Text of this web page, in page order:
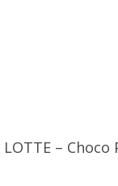
LOTTE – Choco